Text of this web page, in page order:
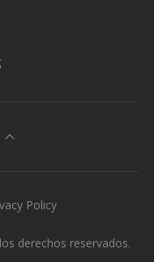
derechos reservados.
Policy